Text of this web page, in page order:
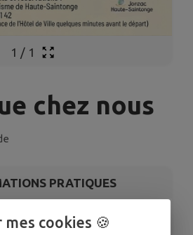
1 / 1
chez nous
PRATIQUES
mes cookies 🍪